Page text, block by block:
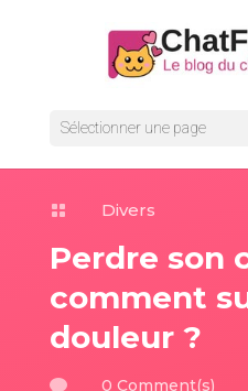
Sélectionner une page
 Divers
Perdre son
comment
douleur ?
 0 Comment(s)